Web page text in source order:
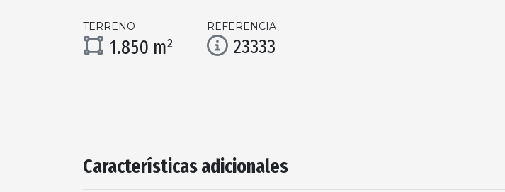
TERRENO
1.850 m²
REFERENCIA
23333
Características adicionales